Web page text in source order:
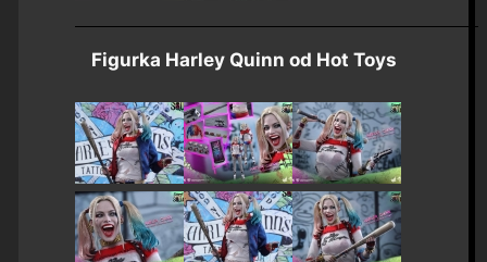
Figurka Harley Quinn od Hot Toys